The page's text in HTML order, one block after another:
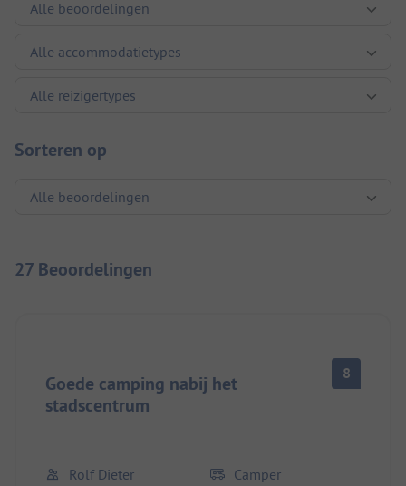
Sorteren op
27 Beoordelingen
Goede camping nabij het
stadscentrum
8
Rolf Dieter Camper